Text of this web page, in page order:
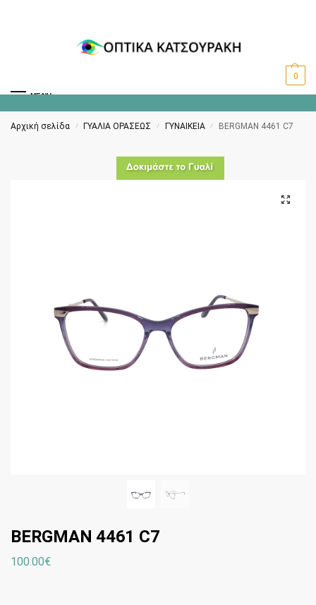
MENU
0
Αρχική σελίδα / ΓΥΑΛΙΑ ΟΡΑΣΕΩΣ / ΓΥΝΑΙΚΕΙΑ / BERGMAN 4461 C7
BERGMAN 4461 C7
100.00€